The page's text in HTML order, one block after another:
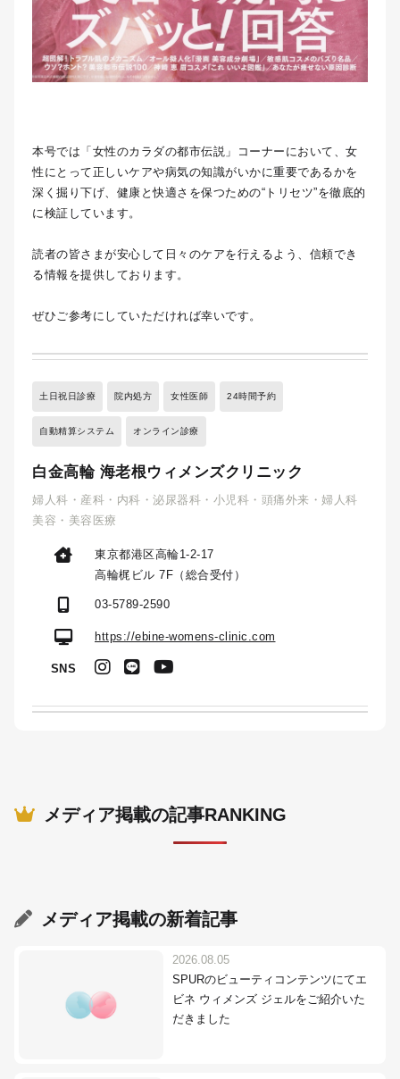
本号では「女性のカラダの都市伝説」コーナーにおいて、女
性にとって正しいケアや病気の知識がいかに重要であるかを
深く掘り下げ、健康と快適さを保つための“トリセツ”を徹底的
に検証しています。
読者の皆さまが安心して日々のケアを行えるよう、信頼でき
る情報を提供しております。
ぜひご参考にしていただければ幸いです。
土日祝日診療 院内処方 女性医師 24時間予約
自動精算システム オンライン診療
白金高輪 海老根ウィメンズクリニック
婦人科・産科・内科・泌尿器科・小児科・頭痛外来・婦人科
美容・美容医療
東京都港区高輪1-2-17
高輪梶ビル 7F（総合受付）
03-5789-2590
https://ebine-womens-clinic.com
SNS
メディア掲載の記事RANKING
メディア掲載の新着記事
2026.08.05
SPURのビューティコンテンツにてエ
ビネ ウィメンズ ジェルをご紹介いた
だきました